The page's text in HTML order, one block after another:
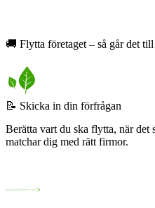
🚚 Flytta företaget – så går det
📝 Skicka in din förfrågan​
Berätta vart du ska flytta, när det
matchar dig med rätt firmor.